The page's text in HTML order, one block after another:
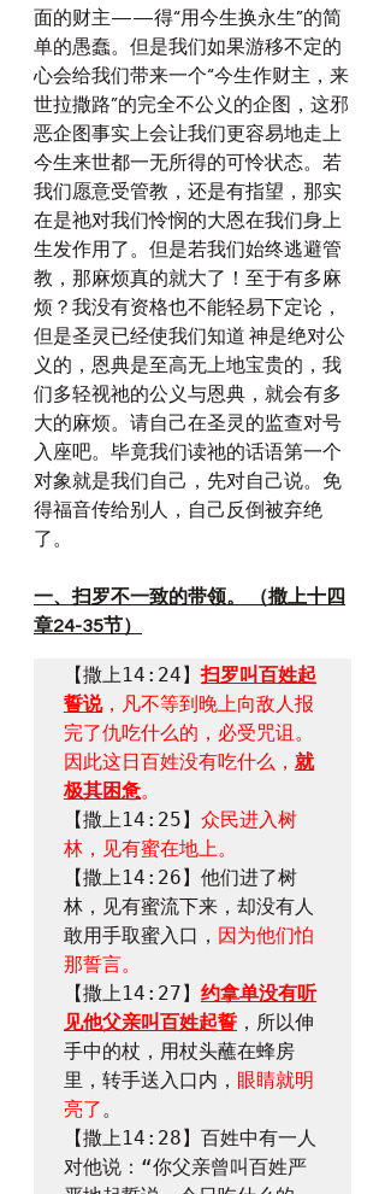
面的财主——得“用今生换永生”的简
单的愚蠢。但是我们如果游移不定的
心会给我们带来一个“今生作财主，来
世拉撒路”的完全不公义的企图，这邪
恶企图事实上会让我们更容易地走上
今生来世都一无所得的可怜状态。若
我们愿意受管教，还是有指望，那实
在是祂对我们怜悯的大恩在我们身上
生发作用了。但是若我们始终逃避管
教，那麻烦真的就大了！至于有多麻
烦？我没有资格也不能轻易下定论，
但是圣灵已经使我们知道 神是绝对公
义的，恩典是至高无上地宝贵的，我
们多轻视祂的公义与恩典，就会有多
大的麻烦。请自己在圣灵的监查对号
入座吧。毕竟我们读祂的话语第一个
对象就是我们自己，先对自己说。免
得福音传给别人，自己反倒被弃绝
了。
一、扫罗不一致的带领。 （撒上十四
章24-35节）
【撒上14:24】扫罗叫百姓起
誓说，凡不等到晚上向敌人报
完了仇吃什么的，必受咒诅。
因此这日百姓没有吃什么， 就
极其困惫。
【撒上14:25】 众民进入树
林，见有蜜在地上。
【撒上14:26】他们进了树
林，见有蜜流下来，却没有人
敢用手取蜜入口， 因为他们怕
那誓言。
【撒上14:27】 约拿单没有听
见他父亲叫百姓起誓 ，所以伸
手中的杖，用杖头蘸在蜂房
里，转手送入口内， 眼睛就明
亮了。
【撒上14:28】百姓中有一人
对他说：“你父亲曾叫百姓严